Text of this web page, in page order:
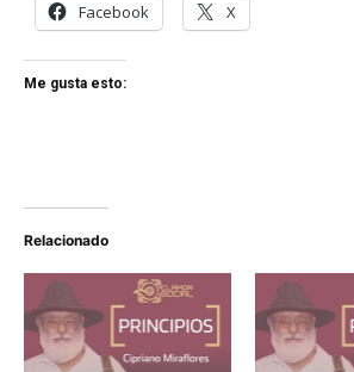
Facebook X
Me gusta esto:
Relacionado